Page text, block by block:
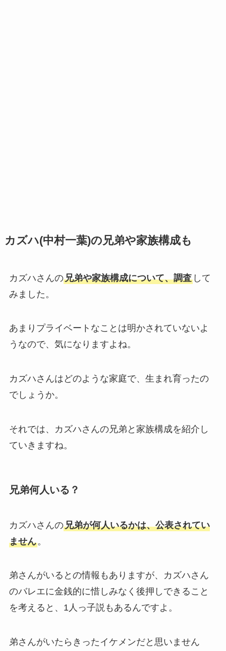
カズハ(中村一葉)の兄弟や家族構成も
カズハさんの兄弟や家族構成について、調査して
みました。
あまりプライベートなことは明かされていないよ
うなので、気になりますよね。
カズハさんはどのような家庭で、生まれ育ったの
でしょうか。
それでは、カズハさんの兄弟と家族構成を紹介し
ていきますね。
兄弟何人いる？
カズハさんの兄弟が何人いるかは、公表されてい
ません。
弟さんがいるとの情報もありますが、カズハさん
のバレエに金銭的に惜しみなく後押しできること
を考えると、1人っ子説もあるんですよ。
弟さんがいたらきったイケメンだと思いません